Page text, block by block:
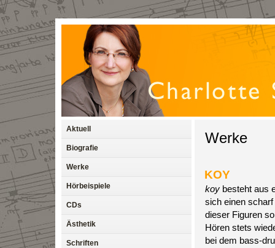
Werke
KOY
koy besteht aus
sich einen
dieser Figuren
Hören stets
bei dem bass-
Aktuell
Biografie
Werke
Hörbeispiele
CDs
Ästhetik
Schriften